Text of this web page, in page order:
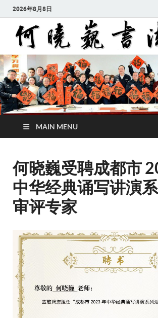
2026年8月8日
MAIN MENU
何晓巍受聘成都市
中华经典诵写讲演
审评专家